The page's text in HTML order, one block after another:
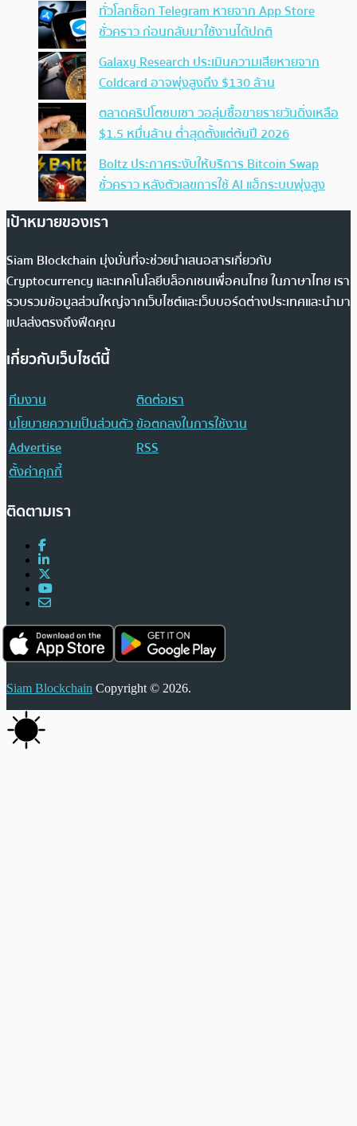
ทั่วโลกช็อก Telegram หายจาก App Store
ชั่วคราว ก่อนกลับมาใช้งานได้ปกติ
Galaxy Research ประเมินความเสียหายจาก
Coldcard อาจพุ่งสูงถึง $130 ล้าน
ตลาดคริปโตซบเซา วอลุ่มซื้อขายรายวันดิ่งเหลือ
$1.5 หมื่นล้าน ต่ำสุดตั้งแต่ต้นปี 2026
Boltz ประกาศระงับให้บริการ Bitcoin Swap
ชั่วคราว หลังตัวเลขการใช้ AI แฮ็กระบบพุ่งสูง
เป้าหมายของเรา
Siam Blockchain มุ่งมั่นที่จะช่วยนำเสนอสารเกี่ยวกับ
Cryptocurrency และเทคโนโลยีบล็อกเชนเพื่อคนไทย ในภาษาไทย เรา
รวบรวมข้อมูลส่วนใหญ่จากเว็บไซต์และเว็บบอร์ดต่างประเทศและนำมา
แปลส่งตรงถึงฟีดคุณ
เกี่ยวกับเว็บไซต์นี้
ทีมงาน
ติดต่อเรา
นโยบายความเป็นส่วนตัวข้อตกลงในการใช้งาน
Advertise
RSS
ตั้งค่าคุกกี้
ติดตามเรา
Siam Blockchain Copyright © 2026.